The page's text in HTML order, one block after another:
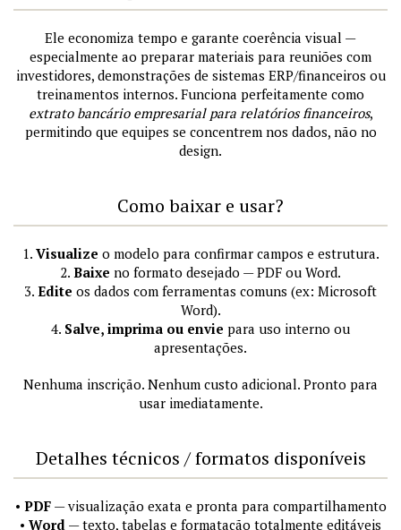
Ele economiza tempo e garante coerência visual —
especialmente ao preparar materiais para reuniões com
investidores, demonstrações de sistemas ERP/financeiros ou
treinamentos internos. Funciona perfeitamente como
extrato bancário empresarial para relatórios financeiros,
permitindo que equipes se concentrem nos dados, não no
design.
Como baixar e usar?
1. Visualize o modelo para confirmar campos e estrutura.
2. Baixe no formato desejado — PDF ou Word.
3. Edite os dados com ferramentas comuns (ex: Microsoft
Word).
4. Salve, imprima ou envie para uso interno ou
apresentações.
Nenhuma inscrição. Nenhum custo adicional. Pronto para
usar imediatamente.
Detalhes técnicos / formatos disponíveis
• PDF— visualização exata e pronta para compartilhamento
• Word — texto, tabelas e formatação totalmente editáveis